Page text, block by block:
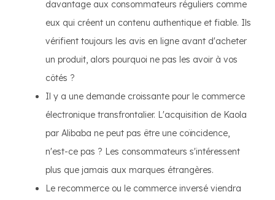
davantage aux consommateurs réguliers comme
eux qui créent un contenu authentique et fiable. Ils
vérifient toujours les avis en ligne avant d'acheter
un produit, alors pourquoi ne pas les avoir à vos
côtés ?
Il y a une demande croissante pour le commerce
électronique transfrontalier. L'acquisition de Kaola
par Alibaba ne peut pas être une coïncidence,
n'est-ce pas ? Les consommateurs s'intéressent
plus que jamais aux marques étrangères.
Le recommerce ou le commerce inversé viendra